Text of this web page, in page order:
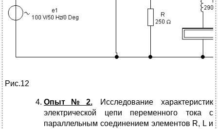
Рис.12
Опыт№2.Исследование характеристик
электрической цепи переменного тока с
параллельным соединением элементов R, L и